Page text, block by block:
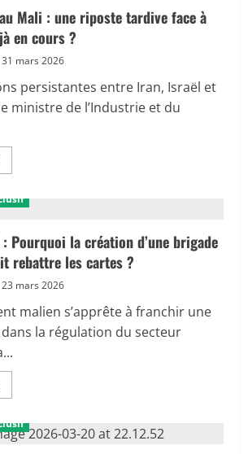
BURKINA :
La
prend
Mali : une riposte tardive face à
en cours ?
31 mars 2026
persistantes entre Iran, Israël et
ministre de l’Industrie et du
:
tardive
tempête
déjà
: Pourquoi la création d’une brigade
rebattre les cartes ?
23 mars 2026
malien s’apprête à franchir une
la régulation du secteur
AU